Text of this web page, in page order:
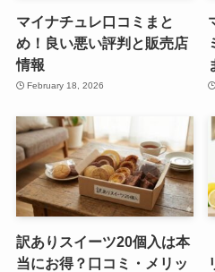
マイナチュレ口コミまと
め！良い悪い評判と販売店
情報
February 18, 2026
訳ありスイーツ20個入は本
当にお得？口コミ・メリッ